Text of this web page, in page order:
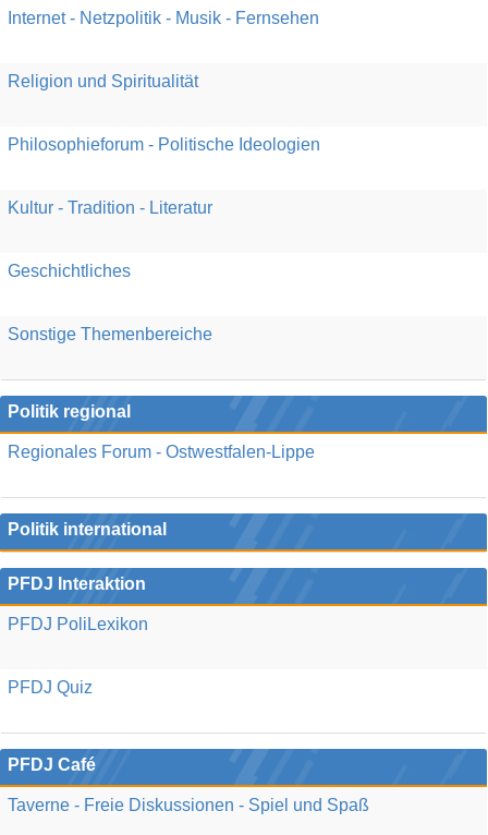
Internet - Netzpolitik - Musik - Fernsehen
Religion und Spiritualität
Philosophieforum - Politische Ideologien
Kultur - Tradition - Literatur
Geschichtliches
Sonstige Themenbereiche
Politik regional
Regionales Forum - Ostwestfalen-Lippe
Politik international
PFDJ Interaktion
PFDJ PoliLexikon
PFDJ Quiz
PFDJ Café
Taverne - Freie Diskussionen - Spiel und Spaß